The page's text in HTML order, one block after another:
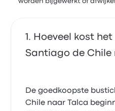
Hoeveel kost
Santiago de Chile
De goedkoopste
Chile naar Talca